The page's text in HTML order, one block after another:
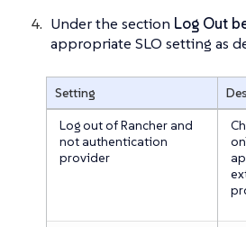
Under the section Log Out
appropriate SLO setting as
Setting
Log out of Rancher and
not authentication
provider